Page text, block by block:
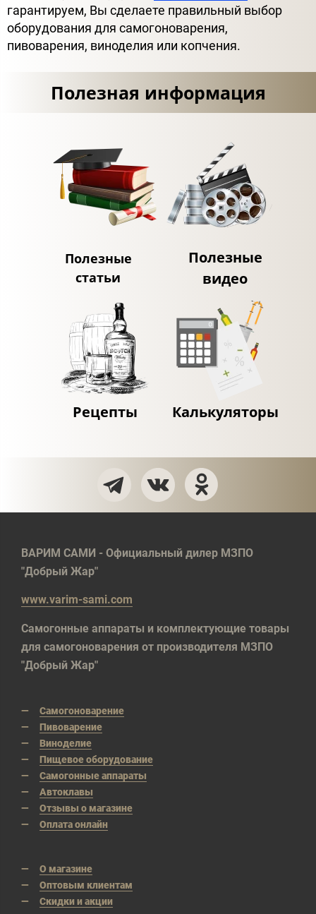
гарантируем, Вы сделаете правильный выбор
оборудования для самогоноварения,
пивоварения, виноделия или копчения.
Полезная информация
Полезные
статьи
Полезные
видео
Рецепты Калькуляторы
ВАРИМ САМИ - Официальный дилер МЗПО
"Добрый Жар"
www.varim-sami.com
Самогонные аппараты и комплектующие товары
для самогоноварения от производителя МЗПО
"Добрый Жар"
Самогоноварение
Пивоварение
Виноделие
Пищевое оборудование
Самогонные аппараты
Автоклавы
Отзывы о магазине
Оплата онлайн
О магазине
Оптовым клиентам
Скидки и акции